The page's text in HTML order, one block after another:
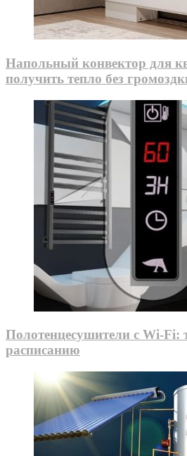
Напольный конвектор для
получить тепло без
Полотенцесушители с Wi-Fi:
расписанию